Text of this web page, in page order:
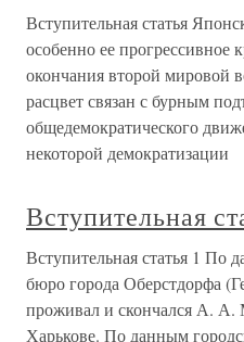
Вступительная статья
особенно ее прогрессивное
окончания второй мировой
расцвет связан с бурным
общедемократического
некоторой демократизации
Вступительная
Вступительная статья 1 По
бюро города Оберстдорфа
проживал и скончался А. А.
Харькове. По данным